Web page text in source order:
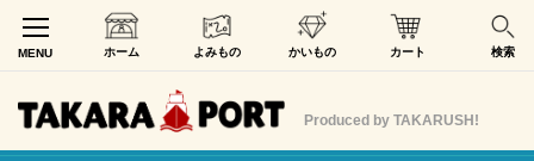
MENU ホーム よみもの かいもの カート 検索
Produced by TAKARUSH!